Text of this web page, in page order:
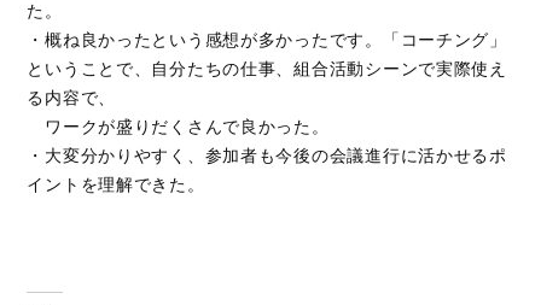
た。
・概ね良かったという感想が多かったです。「コーチング」
ということで、自分たちの仕事、組合活動シーンで実際使え
る内容で、
ワークが盛りだくさんで良かった。
・大変分かりやすく、参加者も今後の会議進行に活かせるポ
イントを理解できた。